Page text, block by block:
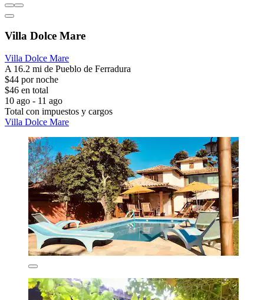
Villa Dolce Mare
Villa Dolce Mare
A 16.2 mi de Pueblo de Ferradura
$44 por noche
$46 en total
10 ago - 11 ago
Total con impuestos y cargos
Villa Dolce Mare